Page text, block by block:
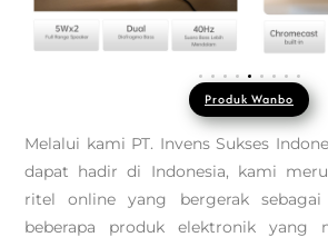
Produk Wanbo
Melalui kami PT. Invens Sukses
dapat hadir di Indonesia, kami
ritel online yang bergerak
beberapa produk elektronik yang